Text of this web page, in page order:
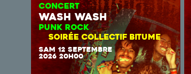
CONCERT
wash wash
PUNK ROCK
SOIRÉE COLLECTIF BITUME
SAM 12 SEPTEMBRE
2026 20H00